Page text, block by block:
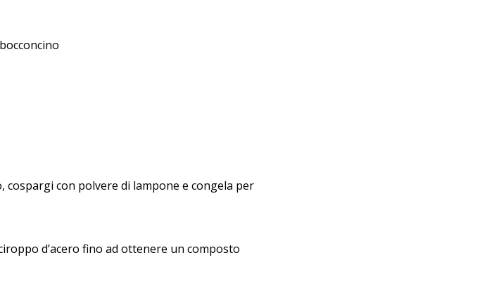
con polvere di lampone e congela per
d’acero fino ad ottenere un composto